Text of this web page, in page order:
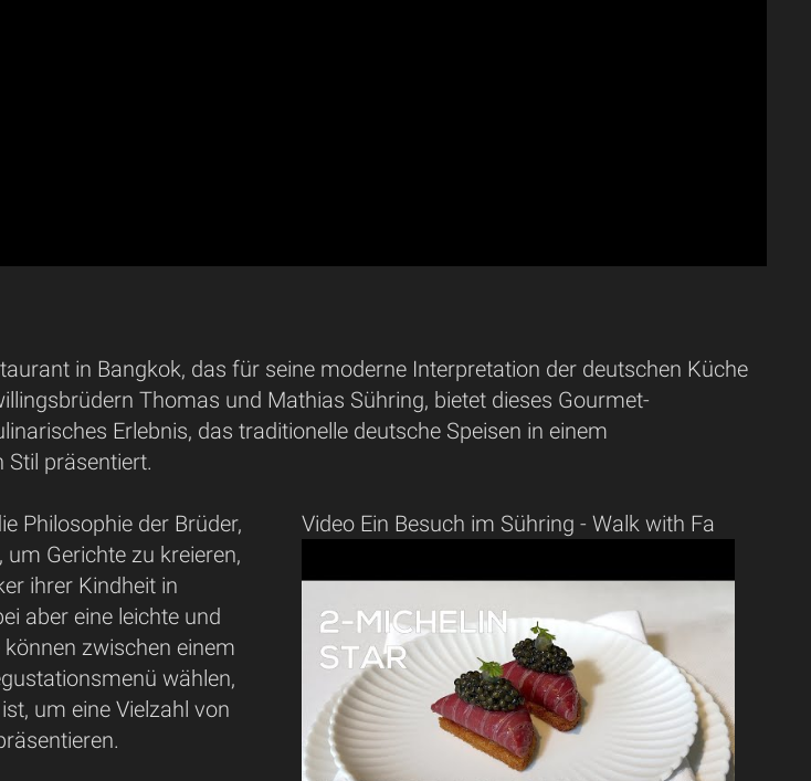
in Bangkok, das für seine moderne Interpretation der deutschen Küche
Thomas und Mathias Sühring, bietet dieses Gourmet-
Erlebnis, das traditionelle deutsche Speisen in einem
Stil präsentiert.
Video Ein Besuch im Sühring - Walk with Fa
Philosophie der Brüder,
Gerichte zu kreieren,
ihrer Kindheit in
aber eine leichte und
zwischen einem
wählen,
um eine Vielzahl von